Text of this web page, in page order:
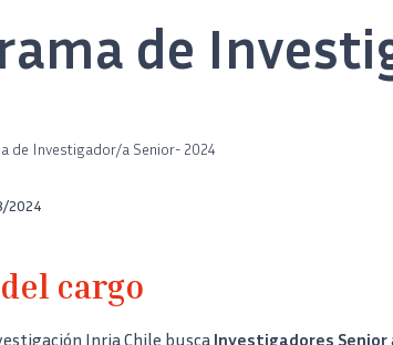
de
de Investigador/a Senior- 2024
2024
cargo
Inria Chile busca Investigadores Senior